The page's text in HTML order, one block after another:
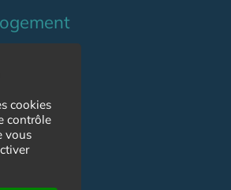
cookies
contrôle
vous